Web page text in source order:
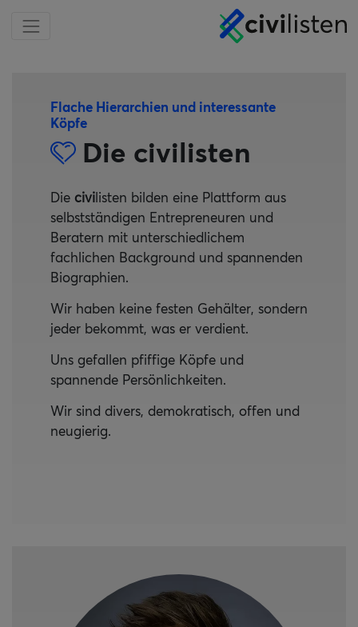
Flache Hierarchien und interessante
Köpfe
Die civilisten
Diecivilisten bilden eine Plattform aus
selbstständigen Entrepreneuren und
Beratern mit unterschiedlichem
fachlichen Background und spannenden
Biographien.
Wir haben keine festen Gehälter, sondern
jeder bekommt, was er verdient.
Uns gefallen pfiffige Köpfe und
spannende Persönlichkeiten.
Wir sind divers, demokratisch, offen und
neugierig.